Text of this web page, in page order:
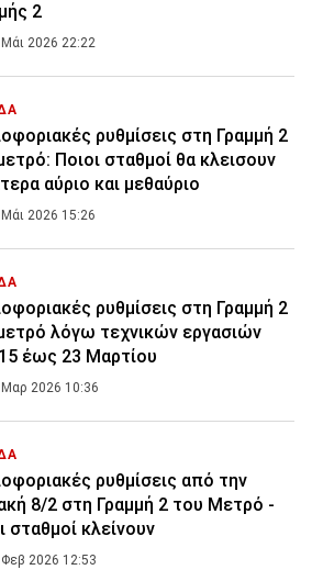
2
2026 22:22
ρυθμίσεις στη Γραμμή 2
Ποιοι σταθμοί θα κλεισουν
αύριο και μεθαύριο
2026 15:26
ρυθμίσεις στη Γραμμή 2
λόγω τεχνικών εργασιών
έως 23 Μαρτίου
Μαρ 2026 10:36
ρυθμίσεις από την
8/2 στη Γραμμή 2 του Μετρό -
σταθμοί κλείνουν
2026 12:53